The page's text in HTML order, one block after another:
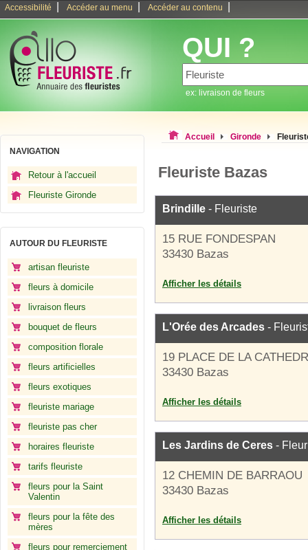
Accessibilité Accéder au menu Accéder au contenu
QUI ?
ex: livraison de fleurs
NAVIGATION
Retour à l'accueil
Fleuriste Gironde
AUTOUR DU FLEURISTE
artisan fleuriste
fleurs à domicile
livraison fleurs
bouquet de fleurs
composition florale
fleurs artificielles
fleurs exotiques
fleuriste mariage
fleuriste pas cher
horaires fleuriste
tarifs fleuriste
fleurs pour la Saint
Valentin
fleurs pour la fête des
mères
fleurs pour remerciement
Accueil Gironde
Fleuriste Bazas
Brindille - Fleuriste
15 RUE FONDESPAN
33430 Bazas
Afficher les détails
L'Orée des Arcades -
19 PLACE DE LA
33430 Bazas
Afficher les détails
Les Jardins de Ceres -
12 CHEMIN DE BARRAOU
33430 Bazas
Afficher les détails